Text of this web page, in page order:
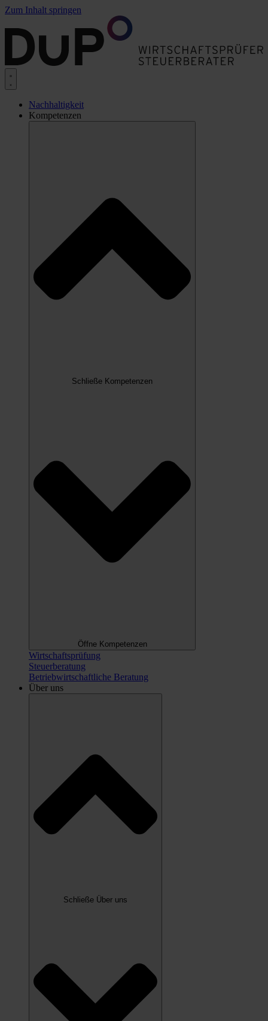
Zum Inhalt springen
Nachhaltigkeit
Kompetenzen
Schließe Kompetenzen
Öffne Kompetenzen
Wirtschaftsprüfung
Steuerberatung
Betriebwirtschaftliche Beratung
Über uns
Schließe Über uns